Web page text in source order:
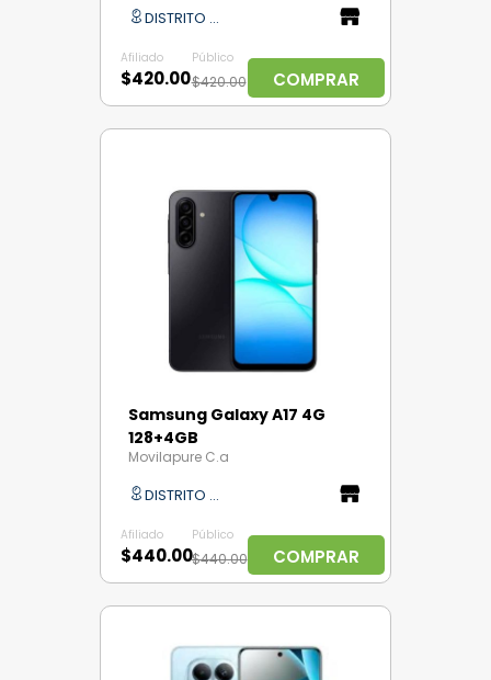
DISTRITO CAPITAL
Afiliado
$420.00
Público
$420.00 COMPRAR
Samsung Galaxy A17 4G
128+4GB
Movilapure C.a
DISTRITO CAPITAL
Afiliado
$440.00
Público
$440.00 COMPRAR